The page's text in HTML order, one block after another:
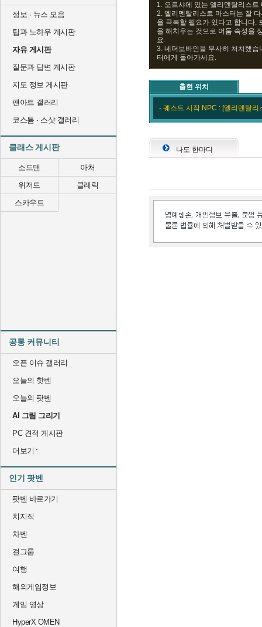
정보 · 뉴스 모음
팁과 노하우 게시판
자유 게시판
질문과 답변 게시판
지도 정보 게시판
팬아트 갤러리
코스튬 · 스샷 갤러리
클래스 게시판
소드맨
아처
위저드
클레릭
스카우트
공통 커뮤니티
오픈 이슈 갤러리
오늘의 핫벤
오늘의 팟벤
AI 그림 그리기
PC 견적 게시판
더보기
인기 팟벤
팟벤 바로가기
치지직
차벤
걸그룹
여행
해외게임정보
게임 영상
HyperX OMEN
1. 오르샤에 있는 엘리멘탈리스트
2. 엘리멘탈리스트 마스터는 잘
을 극복할 필요가 있다고 합니다.
을 해치우는 것으로 어둠 속성을
요.
3. 네더보바인을 무사히 처치했
터에게 돌아가세요.
출현 위치
- 퀘스트 시작 NPC : [엘리멘탈
나도 한마디